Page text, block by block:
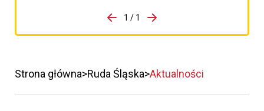
porzpedniego komunikatu
1 / 1
Przejdź do następnego
Strona główna Ruda Śląska Aktualności